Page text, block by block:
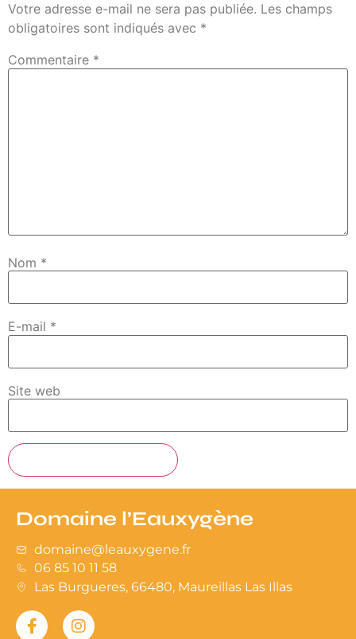
Votre adresse e-mail ne sera pas publiée. Les champs
obligatoires sont indiqués avec *
Commentaire *
Nom *
E-mail *
Site web
Domaine l’Eauxygène
domaine@leauxygene.fr​
06 85 10 11 58
Las Burgueres, 66480, Maureillas Las Illas​